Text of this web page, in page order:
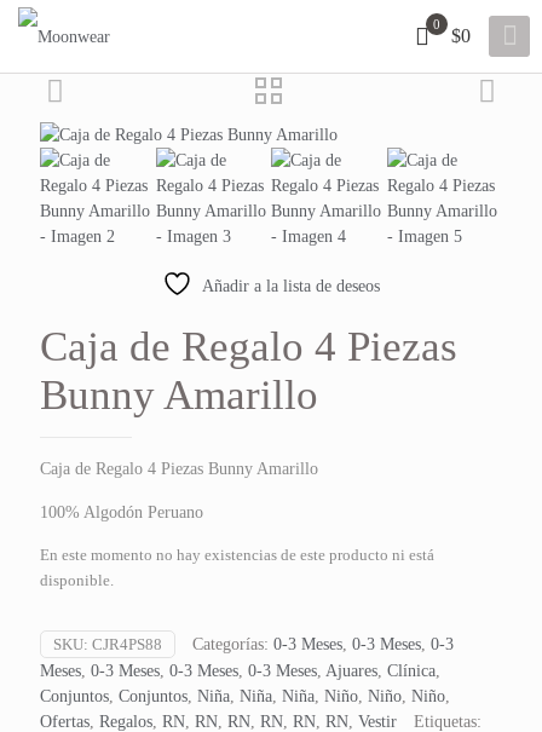
0
$0
Añadir a la lista de deseos
Caja de Regalo 4 Piezas
Bunny Amarillo
Caja de Regalo 4 Piezas Bunny Amarillo
100% Algodón Peruano
En este momento no hay existencias de este producto ni está
disponible.
SKU: CJR4PS88 Categorías: 0-3 Meses, 0-3 Meses, 0-3
Meses, 0-3 Meses, 0-3 Meses, 0-3 Meses, Ajuares, Clínica,
Conjuntos, Conjuntos, Niña, Niña, Niña, Niño, Niño, Niño,
Ofertas, Regalos, RN, RN, RN, RN, RN, RN, Vestir Etiquetas: